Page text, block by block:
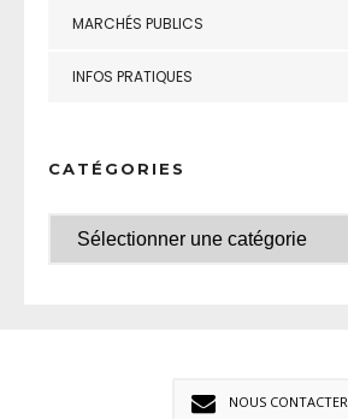
MARCHÉS PUBLICS
INFOS PRATIQUES
CATÉGORIES
NOUS CONTACTER